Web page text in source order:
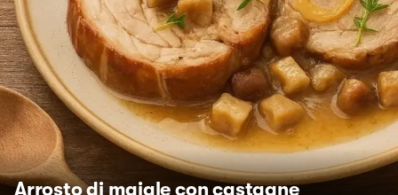
Arrosto di maiale con castagne